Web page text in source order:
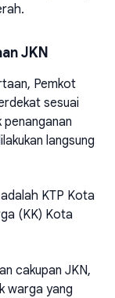
JKN
Pemkot
sesuai
langsung
KTP Kota
(KK) Kota
cakupan JKN,
warga yang